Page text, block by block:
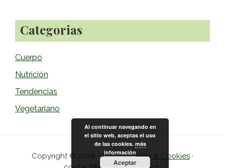
Categorias
Cuerpo
Nutrición
Tendencias
Vegetariano
Copyright © 2026 -Privacy Policy & Cookies ·
Al continuar navegando en
el sitio web, aceptas el uso
de las cookies. más
información
Aceptar